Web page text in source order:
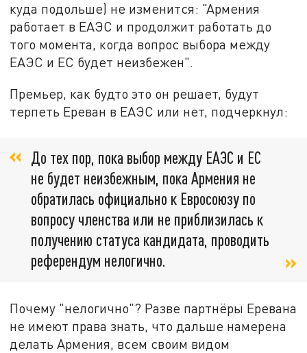
куда подольше) не изменится: "Армения
работает в ЕАЭС и продолжит работать до
того момента, когда вопрос выбора между
ЕАЭС и ЕС будет неизбежен".
Премьер, как будто это он решает, будут
терпеть Ереван в ЕАЭС или нет, подчеркнул:
До тех пор, пока выбор между ЕАЭС и ЕС
не будет неизбежным, пока Армения не
обратилась официально к Евросоюзу по
вопросу членства или не приблизилась к
получению статуса кандидата, проводить
референдум нелогично.
Почему "нелогично"? Разве партнёры Еревана
не имеют права знать, что дальше намерена
делать Армения, всем своим видом